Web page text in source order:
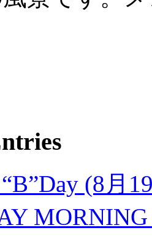
(8月